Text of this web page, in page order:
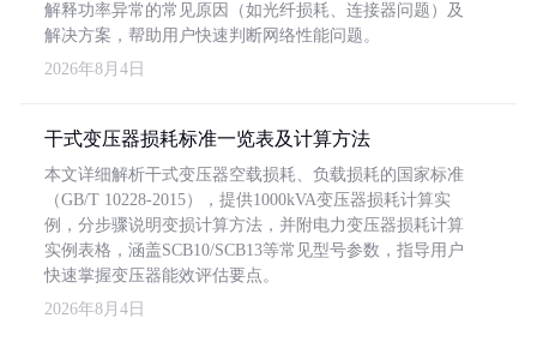
解释功率异常的常见原因（如光纤损耗、连接器问题）及
解决方案，帮助用户快速判断网络性能问题。
2026年8月4日
干式变压器损耗标准一览表及计算方法
本文详细解析干式变压器空载损耗、负载损耗的国家标准
（GB/T 10228-2015），提供1000kVA变压器损耗计算实
例，分步骤说明变损计算方法，并附电力变压器损耗计算
实例表格，涵盖SCB10/SCB13等常见型号参数，指导用户
快速掌握变压器能效评估要点。
2026年8月4日